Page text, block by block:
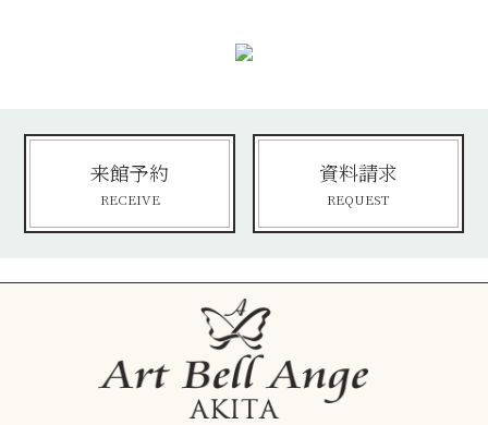
来館予約
RECEIVE
資料請求
REQUEST